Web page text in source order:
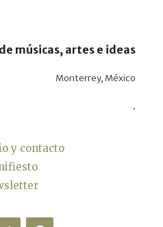
músicas, artes e ideas
Monterrey, México
.
y contacto